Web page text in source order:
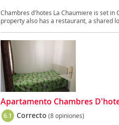
Chambres d'hotes La Chaumiere is set
property also has a restaurant, a shared
Apartamento Chambres
6.1 Correcto (8 opiniones)